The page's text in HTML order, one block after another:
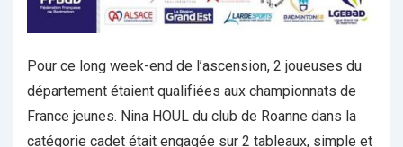
Pour ce long week-end de l’ascension, 2 joueuses du
département étaient qualifiées aux championnats de
France jeunes. Nina HOUL du club de Roanne dans la
catégorie cadet était engagée sur 2 tableaux, simple et